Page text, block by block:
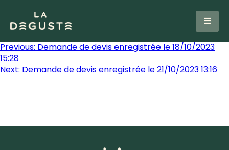
Previous: Demande de devis enregistrée le 18/10/2023
15:28
Next: Demande de devis enregistrée le 21/10/2023 13:16